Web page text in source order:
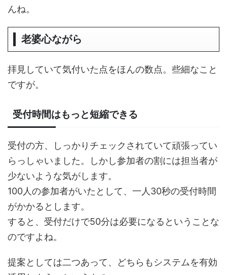
んね。
老婆心ながら
拝見していて気付いた点をほんの数点。些細なこと
ですが。
受付時間はもっと短縮できる
受付の方、しっかりチェックされていて頑張ってい
らっしゃいました。しかし参加者の割には担当者が
少ないような気がします。
100人の参加者がいたとして、一人30秒の受付時間
がかかるとします。
すると、受付だけで50分は必要になるということな
のですよね。
提案としては二つあって、どちらもシステムを有効